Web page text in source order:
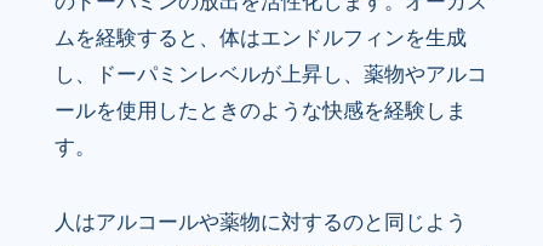
ムを経験すると、体はエンドルフィンを生成
し、ドーパミンレベルが上昇し、薬物やアルコ
ールを使用したときのような快感を経験しま
す。
人はアルコールや薬物に対するのと同じよう